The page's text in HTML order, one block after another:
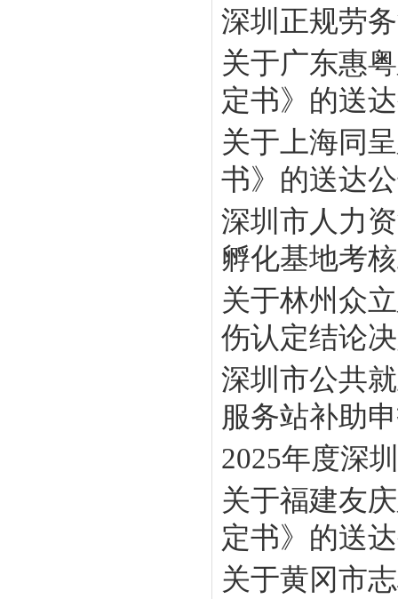
深圳正规劳
关于广东惠
定书》的送
关于上海同
书》的送达
深圳市人力
孵化基地考
关于林州众
伤认定结论
深圳市公共
服务站补助
2025年度深
关于福建友
定书》的送
关于黄冈市